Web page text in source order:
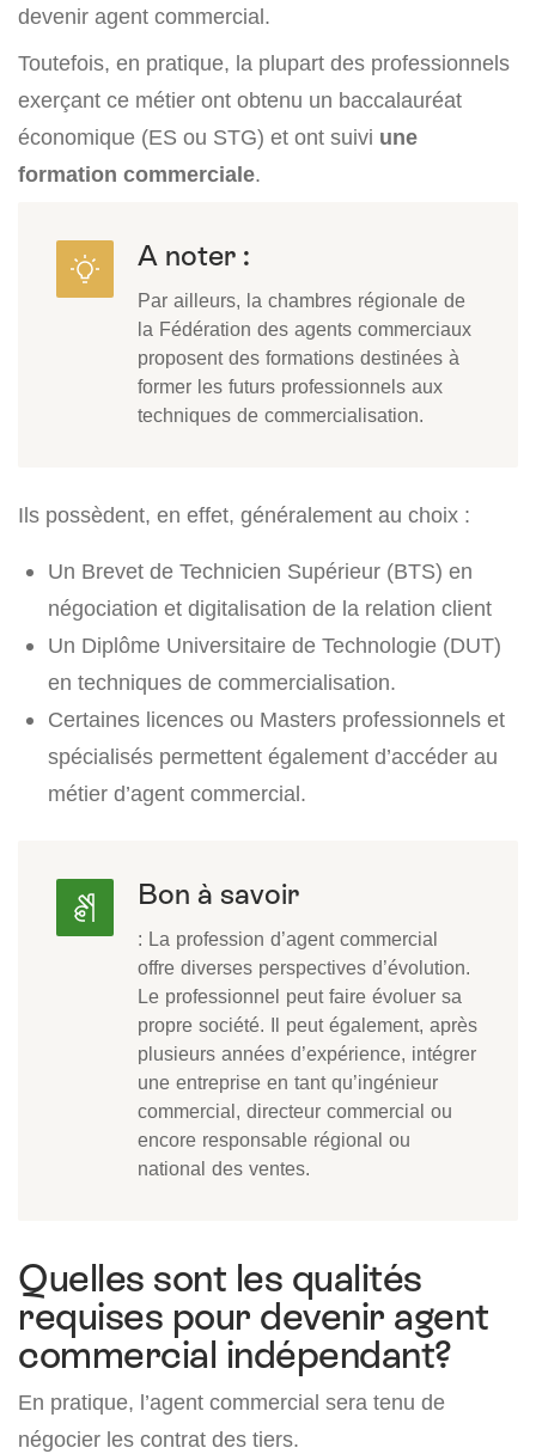
devenir agent commercial.
Toutefois, en pratique, la plupart des professionnels
exerçant ce métier ont obtenu un baccalauréat
économique (ES ou STG) et ont suivi une
formation commerciale.
A noter :
Par ailleurs, la chambres régionale de
la Fédération des agents commerciaux
proposent des formations destinées à
former les futurs professionnels aux
techniques de commercialisation.
Ils possèdent, en effet, généralement au choix :
Un Brevet de Technicien Supérieur (BTS) en
négociation et digitalisation de la relation client
Un Diplôme Universitaire de Technologie (DUT)
en techniques de commercialisation.
Certaines licences ou Masters professionnels et
spécialisés permettent également d’accéder au
métier d’agent commercial.
Bon à savoir
: La profession d’agent commercial
offre diverses perspectives d’évolution.
Le professionnel peut faire évoluer sa
propre société. Il peut également, après
plusieurs années d’expérience, intégrer
une entreprise en tant qu’ingénieur
commercial, directeur commercial ou
encore responsable régional ou
national des ventes.
Quelles sont les qualités
requises pour devenir agent
commercial indépendant?
En pratique, l’agent commercial sera tenu de
négocier les contrat des tiers.